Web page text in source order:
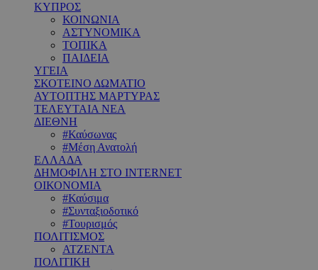
ΚΥΠΡΟΣ
ΚΟΙΝΩΝΙΑ
ΑΣΤΥΝΟΜΙΚΑ
ΤΟΠΙΚΑ
ΠΑΙΔΕΙΑ
ΥΓΕΙΑ
ΣΚΟΤΕΙΝΟ ΔΩΜΑΤΙΟ
ΑΥΤΟΠΤΗΣ ΜΑΡΤΥΡΑΣ
ΤΕΛΕΥΤΑΙΑ ΝΕΑ
ΔΙΕΘΝΗ
#Καύσωνας
#Μέση Ανατολή
ΕΛΛΑΔΑ
ΔΗΜΟΦΙΛΗ ΣΤΟ INTERNET
ΟΙΚΟΝΟΜΙΑ
#Καύσιμα
#Συνταξιοδοτικό
#Τουρισμός
ΠΟΛΙΤΙΣΜΟΣ
ΑΤΖΕΝΤΑ
ΠΟΛΙΤΙΚΗ